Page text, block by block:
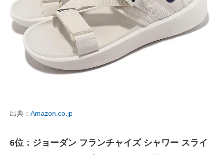
出典： Amazon.co.jp
6位：ジョーダン フランチャイズ シャワー スライ